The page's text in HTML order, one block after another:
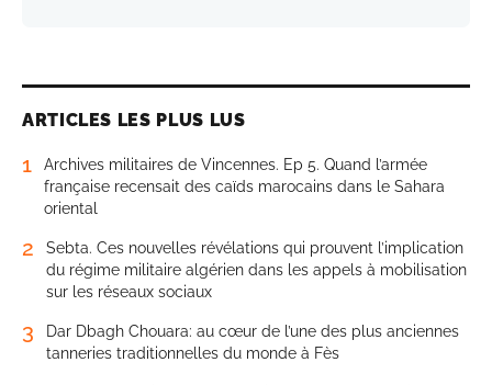
ARTICLES LES PLUS LUS
1
Archives militaires de Vincennes. Ep 5. Quand l’armée
française recensait des caïds marocains dans le Sahara
oriental
2
Sebta. Ces nouvelles révélations qui prouvent l’implication
du régime militaire algérien dans les appels à mobilisation
sur les réseaux sociaux
3
Dar Dbagh Chouara: au cœur de l’une des plus anciennes
tanneries traditionnelles du monde à Fès